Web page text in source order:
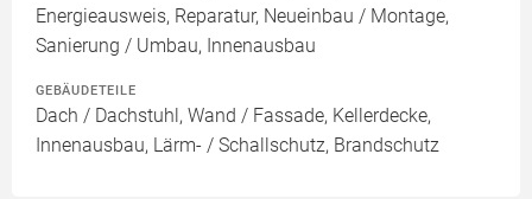
Energieausweis, Reparatur, Neueinbau / Montage,
Sanierung / Umbau, Innenausbau
GEBÄUDETEILE
Dach / Dachstuhl, Wand / Fassade, Kellerdecke,
Innenausbau, Lärm- / Schallschutz, Brandschutz